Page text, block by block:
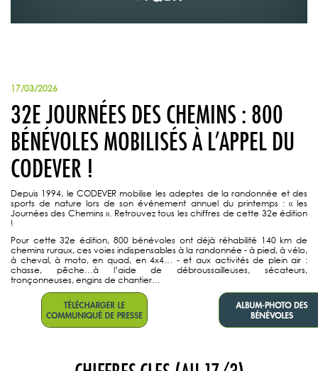
17/03/2026
32E JOURNÉES DES CHEMINS : 800
BÉNÉVOLES MOBILISÉS À L’APPEL DU
CODEVER !
Depuis 1994, le CODEVER mobilise les adeptes de la randonnée et des
sports de nature lors de son événement annuel du printemps : « les
Journées des Chemins ». Retrouvez tous les chiffres de cette 32e édition
!
Pour cette 32e édition, 800 bénévoles ont déjà réhabilité 140 km de
chemins ruraux, ces voies indispensables à la randonnée - à pied, à vélo,
à cheval, à moto, en quad, en 4x4… - et aux activités de plein air :
chasse, pêche…à l’aide de débroussailleuses, sécateurs,
tronçonneuses, engins de chantier…